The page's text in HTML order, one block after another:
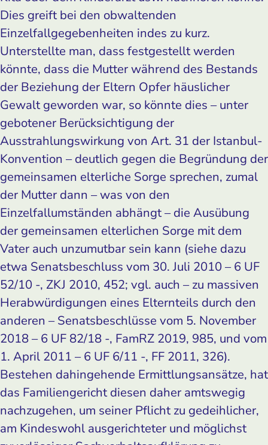
Dies greift bei den obwaltenden
Einzelfallgegebenheiten indes zu kurz.
Unterstellte man, dass festgestellt werden
könnte, dass die Mutter während des Bestands
der Beziehung der Eltern Opfer häuslicher
Gewalt geworden war, so könnte dies – unter
gebotener Berücksichtigung der
Ausstrahlungswirkung von Art. 31 der Istanbul-
Konvention – deutlich gegen die Begründung der
gemeinsamen elterliche Sorge sprechen, zumal
der Mutter dann – was von den
Einzelfallumständen abhängt – die Ausübung
der gemeinsamen elterlichen Sorge mit dem
Vater auch unzumutbar sein kann (siehe dazu
etwa Senatsbeschluss vom 30. Juli 2010 – 6 UF
52/10 -, ZKJ 2010, 452; vgl. auch – zu massiven
Herabwürdigungen eines Elternteils durch den
anderen – Senatsbeschlüsse vom 5. November
2018 – 6 UF 82/18 -, FamRZ 2019, 985, und vom
1. April 2011 – 6 UF 6/11 -, FF 2011, 326).
Bestehen dahingehende Ermittlungsansätze, hat
das Familiengericht diesen daher amtswegig
nachzugehen, um seiner Pflicht zu gedeihlicher,
am Kindeswohl ausgerichteter und möglichst